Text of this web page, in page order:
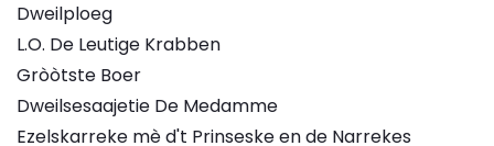
Dweilploeg
L.O. De Leutige Krabben
Gròòtste Boer
Dweilsesaajetie De Medamme
Ezelskarreke mè d't Prinseske en de Narrekes